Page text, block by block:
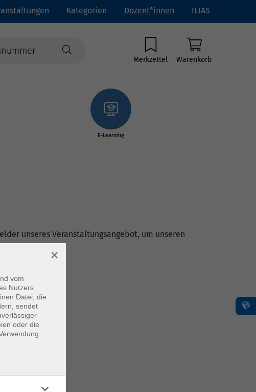
Kategorien Dozent*innen ILIAS
Merkzettel Warenkorb
E-Learning
unseres Veranstaltungsangebot, um unseren
vom
Nutzers
Datei, die
sendet
oder die
×